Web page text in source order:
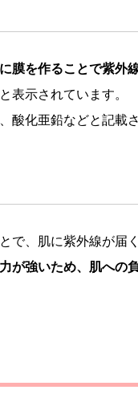
膜を作ることで紫外
と表示されています。
酸化亜鉛などと記載
で、肌に紫外線が届
が強いため、肌への